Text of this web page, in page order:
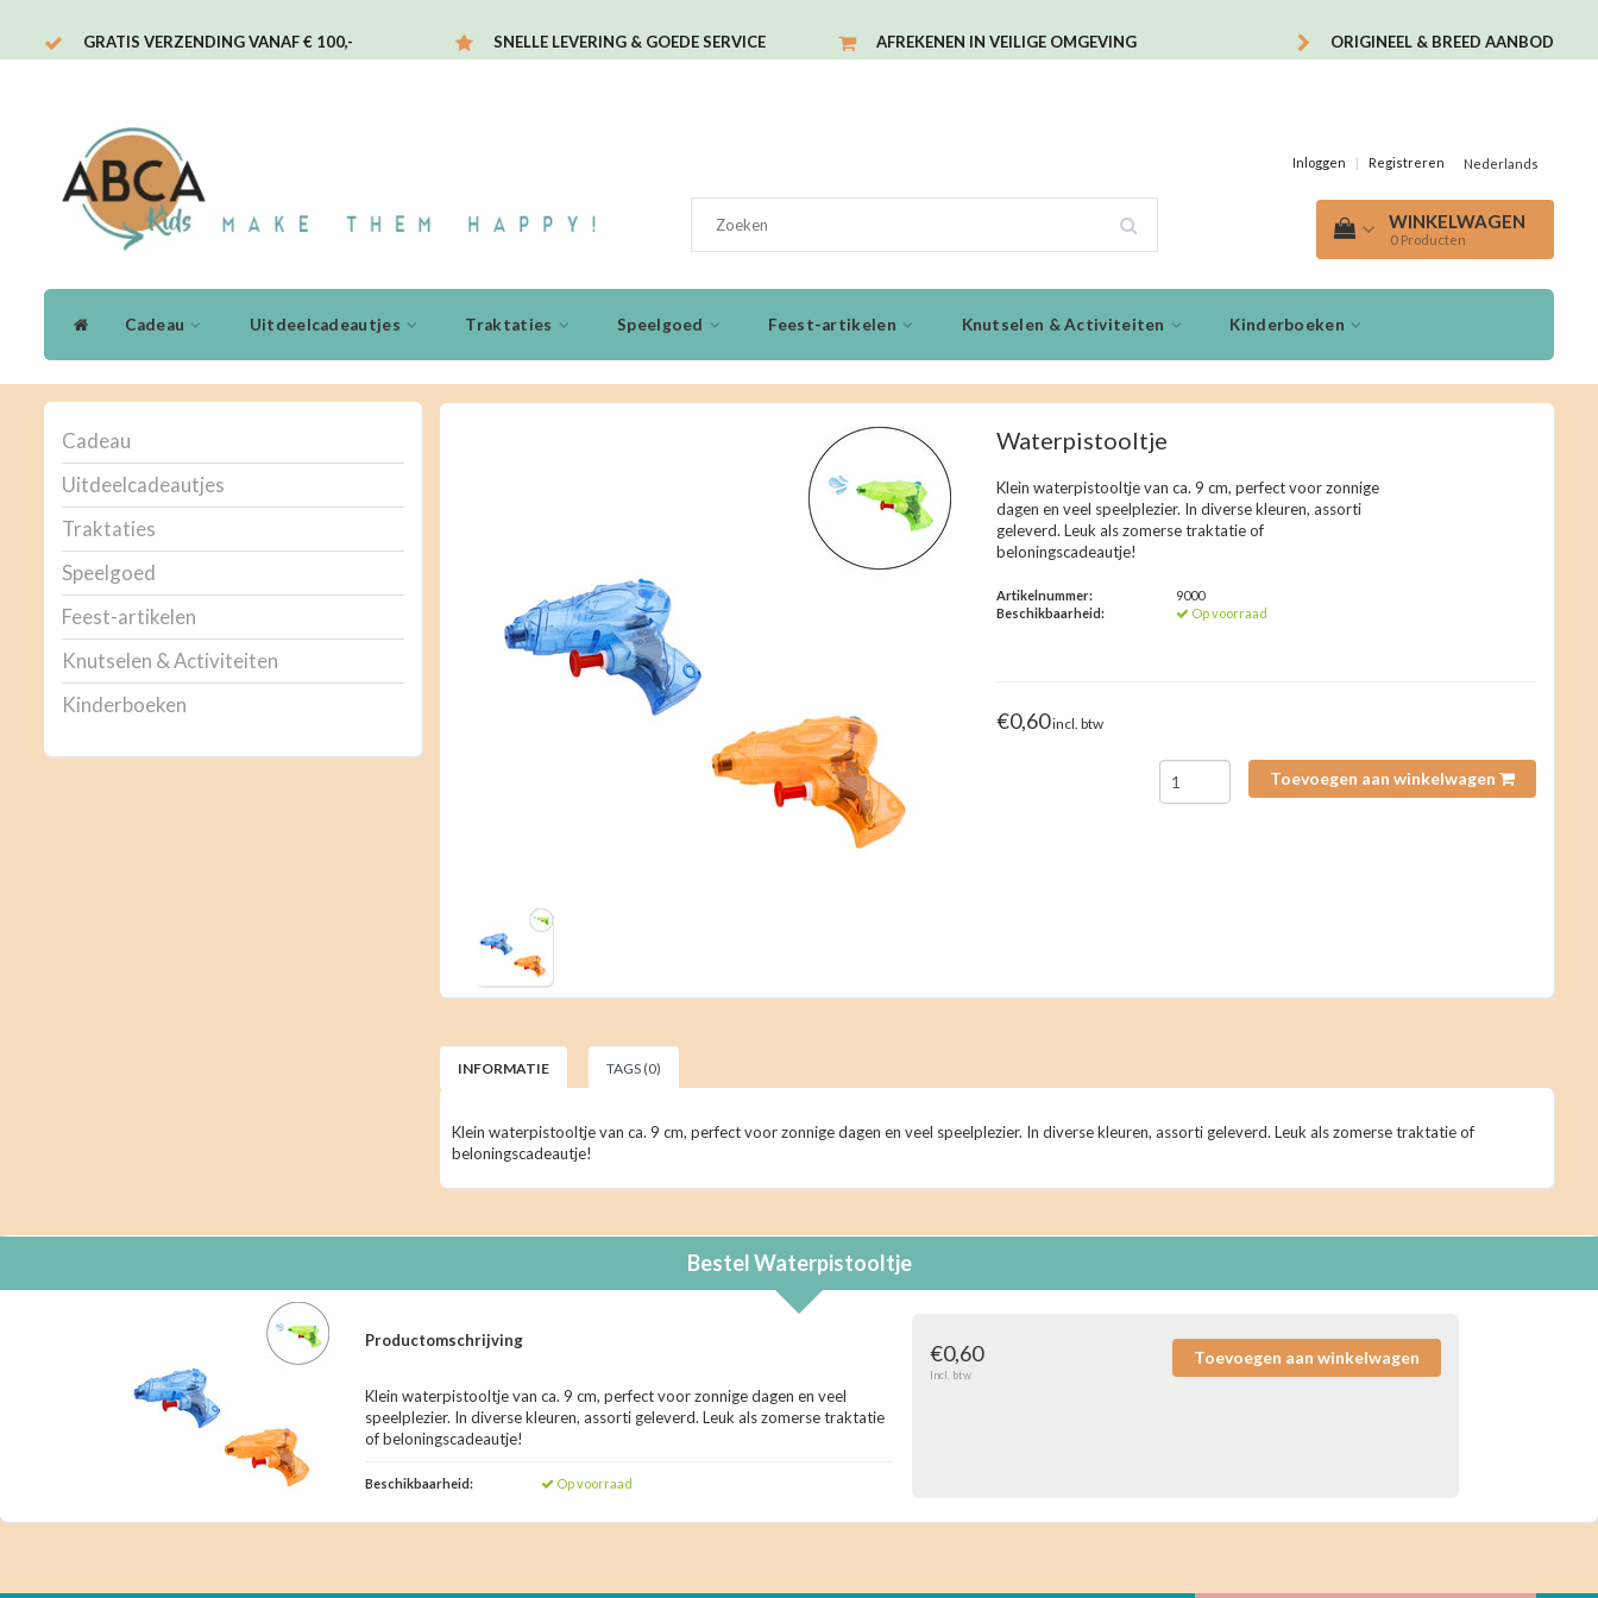
GRATIS VERZENDING VANAF € 100,- SNELLE LEVERING & GOEDE SERVICE AFREKENEN IN VEILIGE OMGEVING ORIGINEEL & BREED AANBOD
Inloggen | Registreren Nederlands
WINKELWAGEN
0 Producten
Cadeau Uitdeelcadeautjes Traktaties Speelgoed Feest-artikelen Knutselen & Activiteiten Kinderboeken
Cadeau
Uitdeelcadeautjes
Traktaties
Speelgoed
Feest-artikelen
Knutselen & Activiteiten
Kinderboeken
Waterpistooltje
Klein waterpistooltje van ca. 9 cm, perfect voor zonnige
dagen en veel speelplezier. In diverse kleuren, assorti
geleverd. Leuk als zomerse traktatie of
beloningscadeautje!
Artikelnummer:
9000
Beschikbaarheid:
Op voorraad
€0,60incl. btw
Toevoegen aan winkelwagen
INFORMATIE TAGS (0)
Klein waterpistooltje van ca. 9 cm, perfect voor zonnige dagen en veel speelplezier. In diverse kleuren, assorti geleverd. Leuk als zomerse traktatie of
beloningscadeautje!
BestelWaterpistooltje
Productomschrijving
Klein waterpistooltje van ca. 9 cm, perfect voor zonnige dagen en veel
speelplezier. In diverse kleuren, assorti geleverd. Leuk als zomerse traktatie
of beloningscadeautje!
Beschikbaarheid: Op voorraad
€0,60
Incl. btw